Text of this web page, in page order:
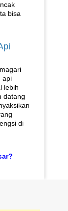
bisa
api
lebih
datang
di